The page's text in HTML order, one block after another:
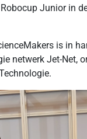
Junior in
is in
netwerk Jet-Net,